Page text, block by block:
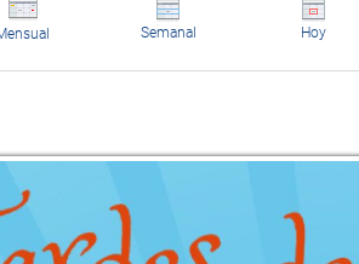
Semanal Hoy